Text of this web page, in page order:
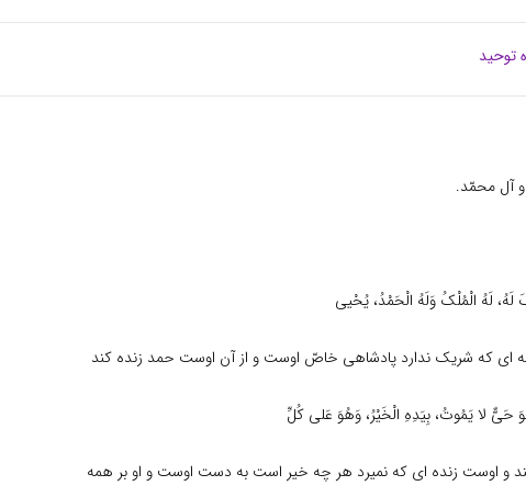
توحید
آل محمّد.
لَهُ، لَهُ الْمُلْکُ وَلَهُ الْحَمْدُ، یُحْیى
اى که شریک ندارد پادشاهى خاصّ اوست و از آن اوست حمد زنده کند
لا یَمُوتُ، بِیَدِهِ الْخَیْرُ، وَهُوَ عَلى کُلِّ
کند و اوست زنده اى که نمیرد هر چه خیر است به دست اوست و او بر همه